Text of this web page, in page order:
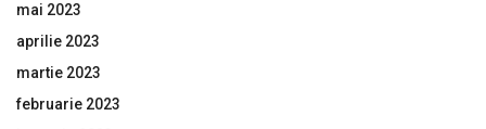
mai 2023
aprilie 2023
martie 2023
februarie 2023